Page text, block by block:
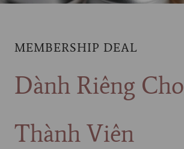
MEMBERSHIP DEAL
Dành Riêng Cho
Thành Viên